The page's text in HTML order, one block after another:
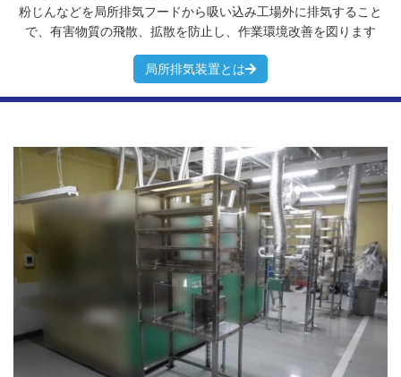
動画で説明する法規
環境改善装置について
粉じんなどを局所排気フードから吸い込み工場外に排気すること
で、有害物質の飛散、拡散を防止し、作業環境改善を図ります
局所排気装置とは